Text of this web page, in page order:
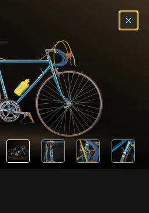
(0)
made history.
by Colnago in